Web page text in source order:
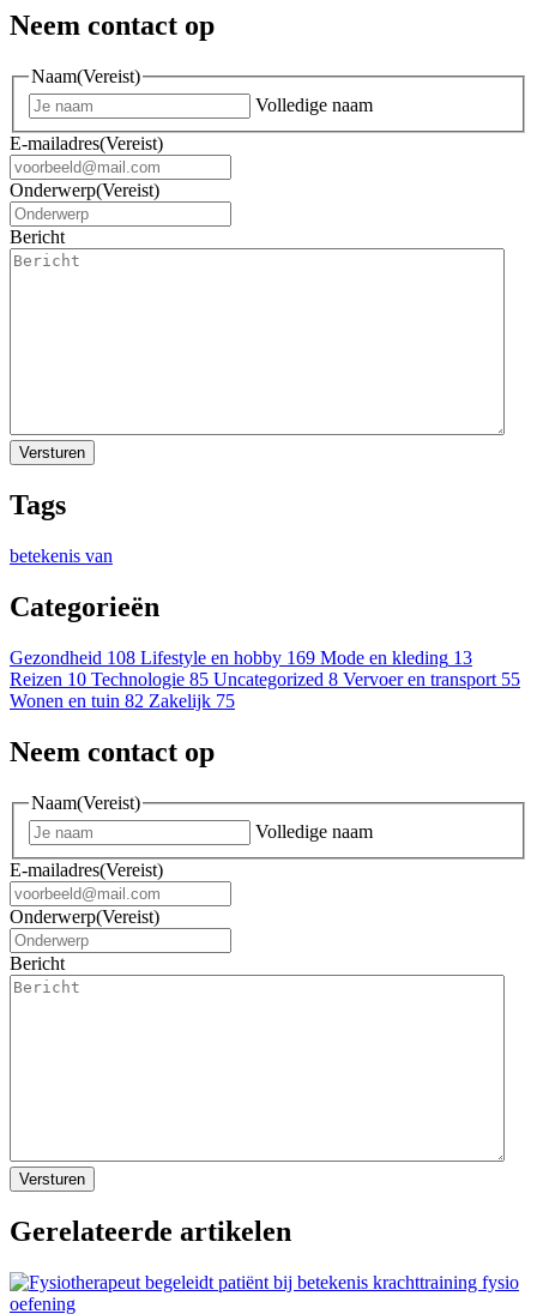
Neem contact op
Naam(Vereist)
Volledige naam
E-mailadres(Vereist)
Onderwerp(Vereist)
Bericht
Tags
betekenis van
Categorieën
Gezondheid 108 Lifestyle en hobby 169 Mode en kleding 13
Reizen 10 Technologie 85 Uncategorized 8 Vervoer en transport 55
Wonen en tuin 82 Zakelijk 75
Neem contact op
Naam(Vereist)
Volledige naam
E-mailadres(Vereist)
Onderwerp(Vereist)
Bericht
Gerelateerde artikelen